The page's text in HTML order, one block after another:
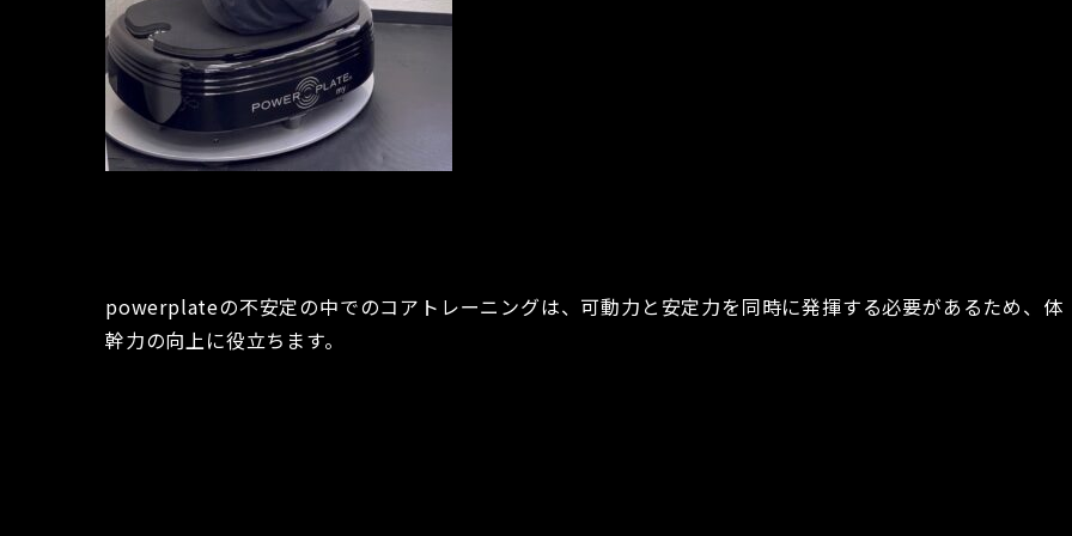
powerplateの不安定の中でのコアトレーニングは、可動力と安定力を同時に発揮する必要があるため、体
幹力の向上に役立ちます。